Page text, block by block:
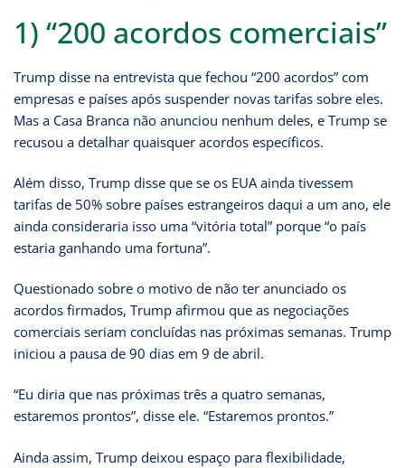
1) “200 acordos comerciais”
Trump disse na entrevista que fechou “200 acordos” com
empresas e países após suspender novas tarifas sobre eles.
Mas a Casa Branca não anunciou nenhum deles, e Trump se
recusou a detalhar quaisquer acordos específicos.
Além disso, Trump disse que se os EUA ainda tivessem
tarifas de 50% sobre países estrangeiros daqui a um ano, ele
ainda consideraria isso uma “vitória total” porque “o país
estaria ganhando uma fortuna”.
Questionado sobre o motivo de não ter anunciado os
acordos firmados, Trump afirmou que as negociações
comerciais seriam concluídas nas próximas semanas. Trump
iniciou a pausa de 90 dias em 9 de abril.
“Eu diria que nas próximas três a quatro semanas,
estaremos prontos”, disse ele. “Estaremos prontos.”
Ainda assim, Trump deixou espaço para flexibilidade,